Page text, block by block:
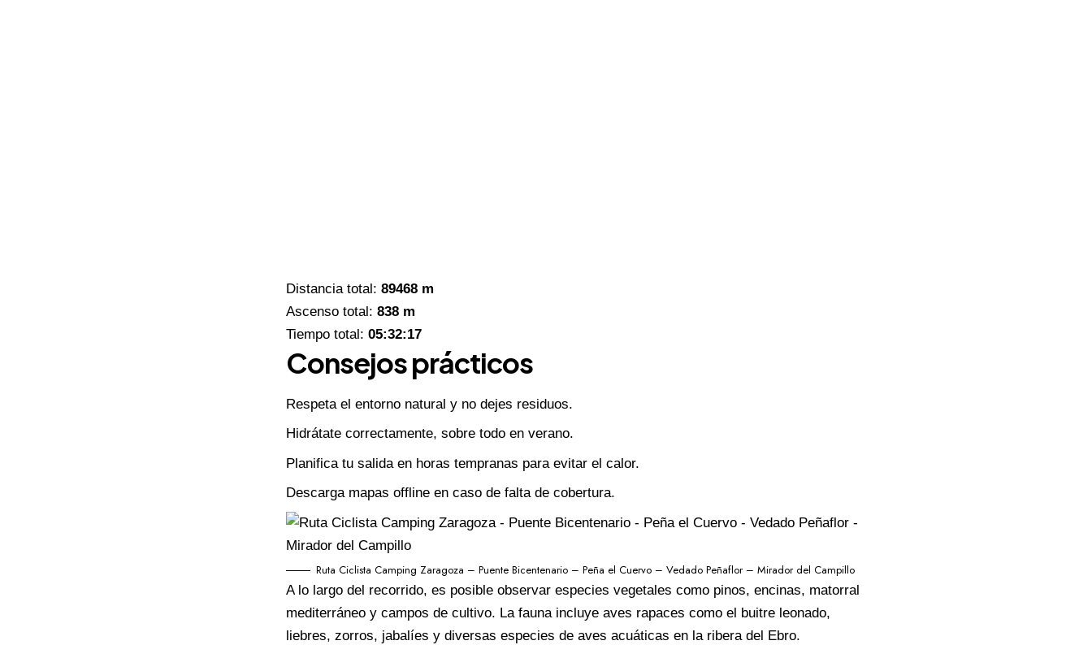
Distancia total: 89468 m
Ascenso total: 838 m
Tiempo total: 05:32:17
Consejos prácticos
Respeta el entorno natural y no dejes residuos.
Hidrátate correctamente, sobre todo en verano.
Planifica tu salida en horas tempranas para evitar el calor.
Descarga mapas offline en caso de falta de cobertura.
Ruta Ciclista Camping Zaragoza – Puente Bicentenario – Peña el Cuervo – Vedado Peñaflor – Mirador del Campillo
A lo largo del recorrido, es posible observar especies vegetales como pinos, encinas, matorral
mediterráneo y campos de cultivo. La fauna incluye aves rapaces como el buitre leonado,
liebres, zorros, jabalíes y diversas especies de aves acuáticas en la ribera del Ebro.